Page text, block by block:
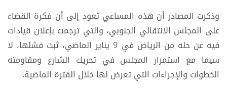
وذكرت المصادر أن هذه المساعي تعود إلى أن فكرة القضاء
على المجلس الانتقالي الجنوبي، والتي ترجمت بإعلان قيادات
فيه عن حله من الرياض في 9 يناير الماضي، ثبت فشلها، لا
سيما مع استمرار المجلس في تحريك الشارع ومقاومته
الخطوات والإجراءات التي تعرض لها خلال الفترة الماضية.